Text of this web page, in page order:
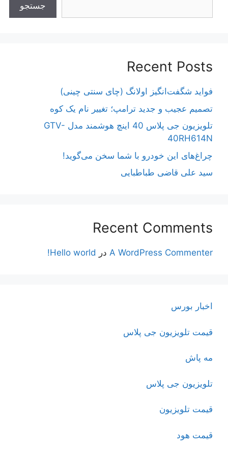
جستجو
Recent Posts
فواید شگفت‌انگیز اولانگ (چای سنتی چینی)
تصمیم عجیب و جدید ترامپ؛ تغییر نام یک کوه
تلویزیون جی پلاس 40 اینچ هوشمند مدل GTV-
40RH614N
چراغ‌های این خودرو با شما سخن می‌گوید!
سید علی قاضی طباطبایی
Recent Comments
A WordPress Commenter در Hello world!
اخبار بورس
قیمت تلویزیون جی پلاس
مه پاش
تلویزیون جی پلاس
قیمت تلویزیون
قیمت هود